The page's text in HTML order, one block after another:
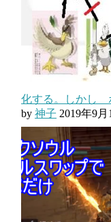
化する。しかし
by 神子 2019年9月